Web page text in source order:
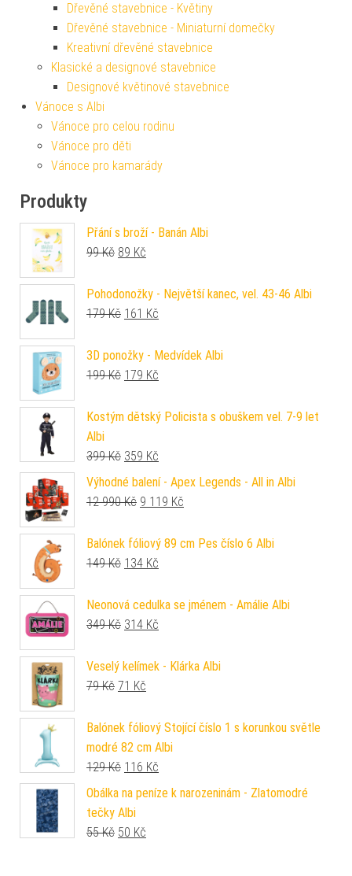
Dřevěné stavebnice - Květiny
Dřevěné stavebnice - Miniaturní domečky
Kreativní dřevěné stavebnice
Klasické a designové stavebnice
Designové květinové stavebnice
Vánoce s Albi
Vánoce pro celou rodinu
Vánoce pro děti
Vánoce pro kamarády
Produkty
Přání s broží - Banán Albi
99Kč Původní cena byla: 99 Kč.
89 Kč
Pohodonožky - Největší kanec, vel. 43-46 Albi
179Kč Původní cena byla: 179 Kč.
161 Kč
3D ponožky - Medvídek Albi
199Kč Původní cena byla: 199 Kč.
179 Kč
Kostým dětský Policista s obuškem vel. 7-9 let
Albi
399Kč Původní cena byla: 399 Kč.
359 Kč
Výhodné balení - Apex Legends - All in Albi
12 990Kč Původní cena byla: 12 990 Kč.
9 119 Kč
Balónek fóliový 89 cm Pes číslo 6 Albi
149Kč Původní cena byla: 149 Kč.
134 Kč
Neonová cedulka se jménem - Amálie Albi
349Kč Původní cena byla: 349 Kč.
314 Kč
Veselý kelímek - Klárka Albi
79Kč Původní cena byla: 79 Kč.
71 Kč
Balónek fóliový Stojící číslo 1 s korunkou světle
modré 82 cm Albi
129Kč Původní cena byla: 129 Kč.
116 Kč
Obálka na peníze k narozeninám - Zlatomodré
tečky Albi
55Kč Původní cena byla: 55 Kč.
50 Kč